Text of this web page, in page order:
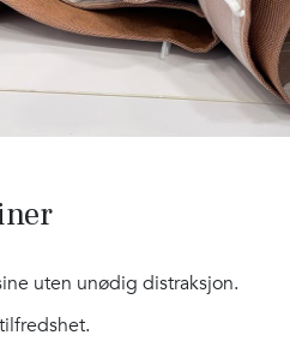
uten unødig distraksjon.